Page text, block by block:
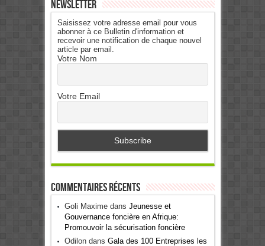
Newsletter
Saisissez votre adresse email pour vous
abonner à ce Bulletin d'information et
recevoir une notification de chaque nouvel
article par email.
Votre Nom
Votre Email
Commentaires récents
Goli Maximedans Jeunesse et
Gouvernance foncière en Afrique:
Promouvoir la sécurisation foncière
Odilondans Gala des 100 Entreprises les